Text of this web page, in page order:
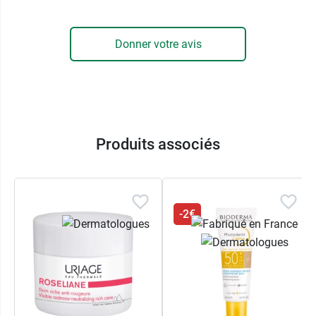
Testé sous contrôle dermatologique.
Teinte claire.
Donner votre avis
Produits associés
-2€